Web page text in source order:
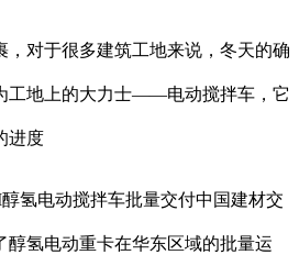
对于很多建筑工地来说，冬天的确
工地上的大力士——电动搅拌车，它
进度
电动搅拌车批量交付中国建材交
醇氢电动重卡在华东区域的批量运